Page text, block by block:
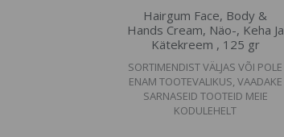
Hairgum Face, Body &
Hands Cream, Näo-, Keha Ja
Kätekreem , 125 gr
SORTIMENDIST VÄLJAS VÕI POLE
ENAM TOOTEVALIKUS, VAADAKE
SARNASEID TOOTEID MEIE
KODULEHELT